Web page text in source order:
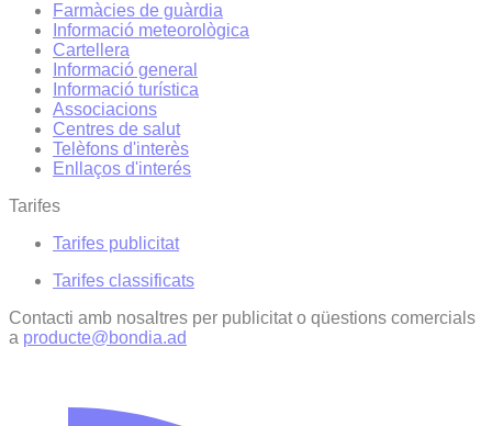
Farmàcies de guàrdia
Informació meteorològica
Cartellera
Informació general
Informació turística
Associacions
Centres de salut
Telèfons d'interès
Enllaços d'interés
Tarifes
Tarifes publicitat
Tarifes classificats
Contacti amb nosaltres per publicitat o qüestions comercials
a producte@bondia.ad